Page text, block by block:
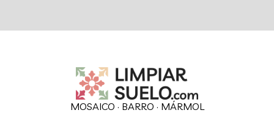
MOSAICO · BARRO · MÁRMOL